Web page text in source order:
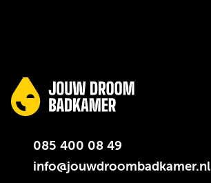
085 400 08 49
info@jouwdroombadkamer.nl